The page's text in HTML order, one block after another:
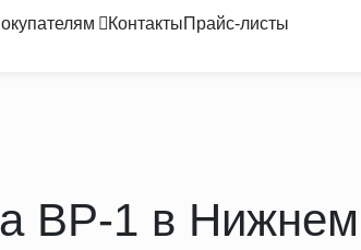
КонтактыПрайс-листы
ВР-1 в